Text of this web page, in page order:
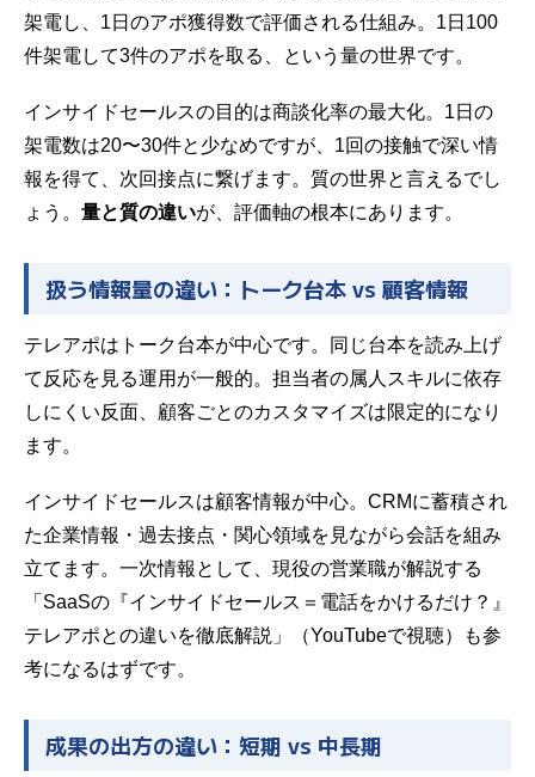
架電し、1日のアポ獲得数で評価される仕組み。1日100
件架電して3件のアポを取る、という量の世界です。
インサイドセールスの目的は商談化率の最大化。1日の
架電数は20〜30件と少なめですが、1回の接触で深い情
報を得て、次回接点に繋げます。質の世界と言えるでし
ょう。 量と質の違いが、評価軸の根本にあります。
扱う情報量の違い：トーク台本 vs 顧客情報
テレアポはトーク台本が中心です。同じ台本を読み上げ
て反応を見る運用が一般的。担当者の属人スキルに依存
しにくい反面、顧客ごとのカスタマイズは限定的になり
ます。
インサイドセールスは顧客情報が中心。CRMに蓄積され
た企業情報・過去接点・関心領域を見ながら会話を組み
立てます。一次情報として、現役の営業職が解説する
「SaaSの『インサイドセールス＝電話をかけるだけ？』
テレアポとの違いを徹底解説」（YouTubeで視聴）も参
考になるはずです。
成果の出方の違い：短期 vs 中長期